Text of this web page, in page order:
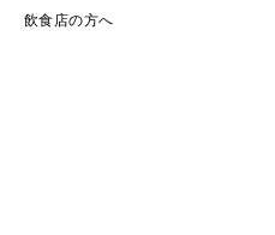
飲食店の方へ